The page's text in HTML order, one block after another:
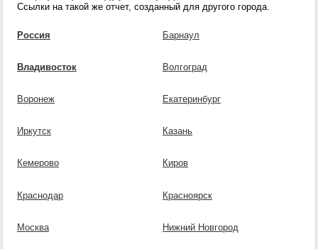
Ссылки на такой же отчет, созданный для другого города.
Россия Барнаул
Владивосток Волгоград
Воронеж Екатеринбург
Иркутск Казань
Кемерово Киров
Краснодар Красноярск
Москва Нижний Новгород